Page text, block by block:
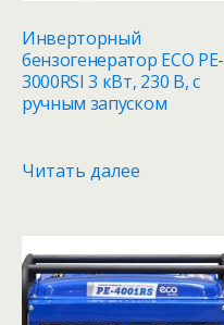
Инверторный
бензогенератор ECO PE-
3000RSI 3 кВт, 230 В, с
ручным запуском
Читать далее